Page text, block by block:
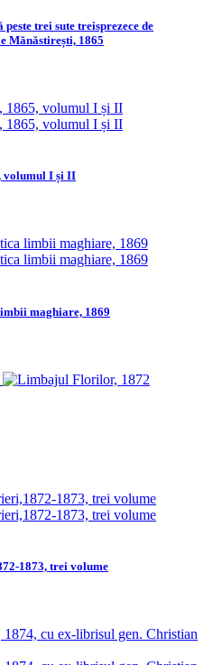
trei sute treisprezece de
Mănăstirești, 1865
volumul I și II
maghiare, 1869
1873, trei volume